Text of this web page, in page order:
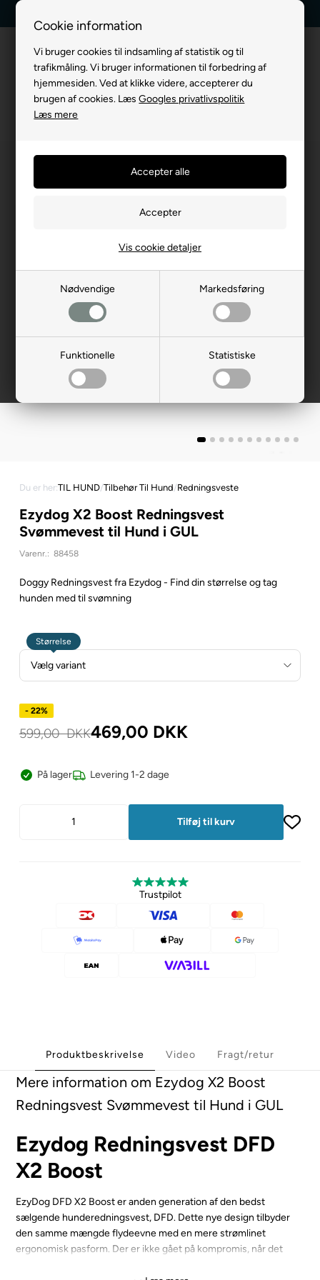
Cookie information
Vi bruger cookies til indsamling af statistik og til
trafikmåling. Vi bruger informationen til forbedring af
hjemmesiden. Ved at klikke videre, accepterer du
brugen af cookies. LæsGoogles privatlivspolitik
Læs mere
Nødvendige Markedsføring
Funktionelle Statistiske
Vis cookie detaljer
Du er her:TIL HUND/Tilbehør Til Hund/Redningsveste
Ezydog X2 Boost Redningsvest
Svømmevest til Hund i GUL
Varenr.: 88458
Doggy Redningsvest fra Ezydog - Find din størrelse og tag
hunden med til svømning
Størrelse
- 22%
599,00DKK469,00 DKK
På lager Levering 1-2 dage
Trustpilot
Produktbeskrivelse Video Fragt/retur
Mere information om Ezydog X2 Boost
Redningsvest Svømmevest til Hund i GUL
Ezydog Redningsvest DFD
X2 Boost
EzyDog DFD X2 Boost er anden generation af den bedst
sælgende hunderedningsvest, DFD. Dette nye design tilbyder
den samme mængde flydeevne med en mere strømlinet
ergonomisk pasform. Der er ikke gået på kompromis, når det